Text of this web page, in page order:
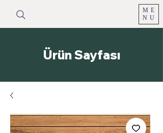
ME
NU
Ürün Sayfası